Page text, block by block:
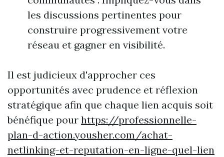
les discussions pertinentes pour
construire progressivement votre
réseau et gagner en visibilité.
Il est judicieux d'approcher ces
opportunités avec prudence et réflexion
stratégique afin que chaque lien acquis soit
bénéfique pour https://professionnelle-
plan-d-action.yousher.com/achat-
netlinking-et-reputation-en-ligne-quel-lien